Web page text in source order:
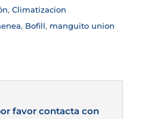
, Climatizacion
, Bofill, manguito union
favor contacta con